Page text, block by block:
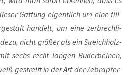
Gat­tung eigent­lich um eine fili­
han­delt, um eine zer­brech­li­
nicht grö­ßer als ein Streich­holz­
sechs recht lan­gen Ruder­bei­nen,
gestreift in der Art der Zebra­pfer­